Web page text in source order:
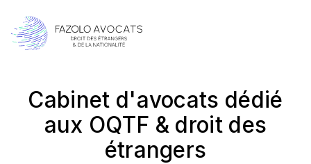
Cabinet d'avocats dédié
aux OQTF & droit des
étrangers